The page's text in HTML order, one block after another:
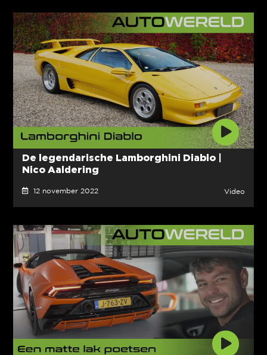
De legendarische Lamborghini Diablo |
Nico Aaldering
12 november 2022 Video